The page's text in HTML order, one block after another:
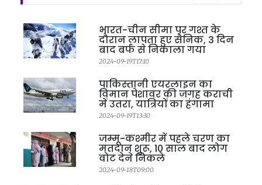
भारत-चीन सीमा पर गश्त के
दौरान लापता हुए सैनिक, 3 दिन
बाद बर्फ से निकाला गया
2024-09-19T17:10
पाकिस्तानी एयरलाइन का
विमान पेशावर की जगह कराची
में उतरा, यात्रियों का हंगामा
2024-09-19T13:30
जम्मू-कश्मीर में पहले चरण का
मतदान शुरू, 10 साल बाद लोग
वोट देने निकले
2024-09-18T09:00